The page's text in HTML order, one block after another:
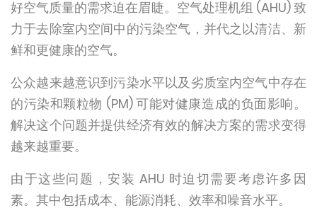
好空气质量的需求迫在眉睫。空气处理机组 (AHU) 致
力于去除室内空间中的污染空气，并代之以清洁、新
鲜和更健康的空气。
公众越来越意识到污染水平以及劣质室内空气中存在
的污染和颗粒物 (PM) 可能对健康造成的负面影响。
解决这个问题并提供经济有效的解决方案的需求变得
越来越重要。
由于这些问题，安装 AHU 时迫切需要考虑许多因
素。其中包括成本、能源消耗、效率和噪音水平。